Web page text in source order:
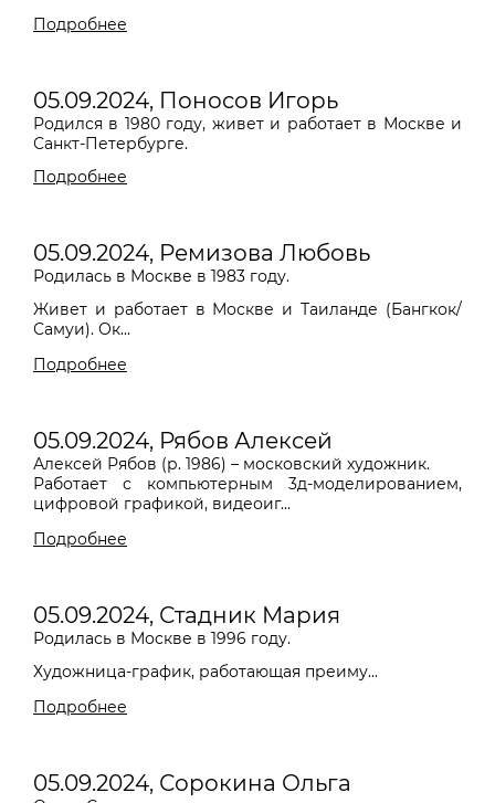
Подробнее
05.09.2024, Поносов Игорь
Родился в 1980 году, живет и работает в Москве и
Санкт-Петербурге.
Подробнее
05.09.2024, Ремизова Любовь
Родилась в Москве в 1983 году.
Живет и работает в Москве и Таиланде (Бангкок/
Самуи). Ок...
Подробнее
05.09.2024, Рябов Алексей
Алексей Рябов (р. 1986) – московский художник.
Работает с компьютерным 3д-моделированием,
цифровой графикой, видеоиг...
Подробнее
05.09.2024, Стадник Мария
Родилась в Москве в 1996 году.
Художница-график, работающая преиму...
Подробнее
05.09.2024, Сорокина Ольга